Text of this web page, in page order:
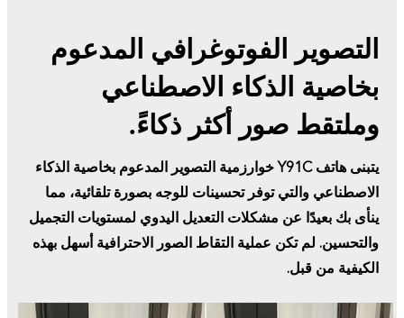
التصوير الفوتوغرافي المدعوم
بخاصية الذكاء الاصطناعي
وملتقط صور أكثر ذكاءً.
يتبنى هاتف Y91C خوارزمية التصوير المدعوم بخاصية الذكاء
الاصطناعي والتي توفر تحسينات للوجه بصورة تلقائية، مما
ينأى بك بعيدًا عن مشكلات التعديل اليدوي لمستويات التجميل
والتحسين. لم تكن عملية التقاط الصور الاحترافية أسهل بهذه
الكيفية من قبل.